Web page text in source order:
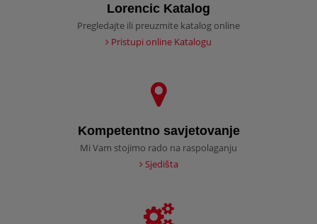
Lorencic Katalog
Pregledajte ili preuzmite katalog online
Pristupi online Katalogu
Kompetentno savjetovanje
Mi Vam stojimo rado na raspolaganju
Sjedišta